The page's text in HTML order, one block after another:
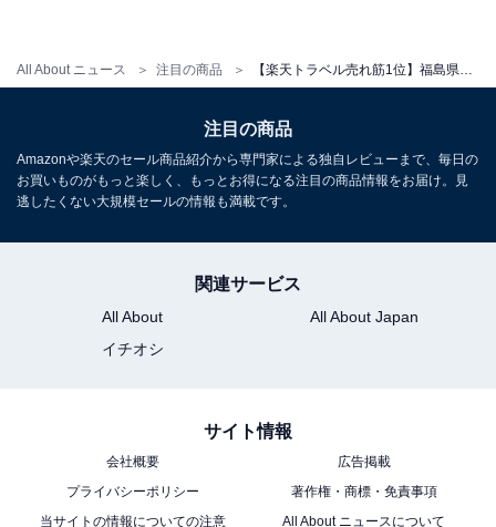
All About ニュース 注目の商品
注目の商品
Amazonや楽天のセール商品紹介から専門家による独自レビューまで、毎日の
お買いものがもっと楽しく、もっとお得になる注目の商品情報をお届け。見
逃したくない大規模セールの情報も満載です。
関連サービス
All About
All About Japan
イチオシ
サイト情報
会社概要
広告掲載
プライバシーポリシー
著作権・商標・免責事項
当サイトの情報についての注意
All About ニュースについて